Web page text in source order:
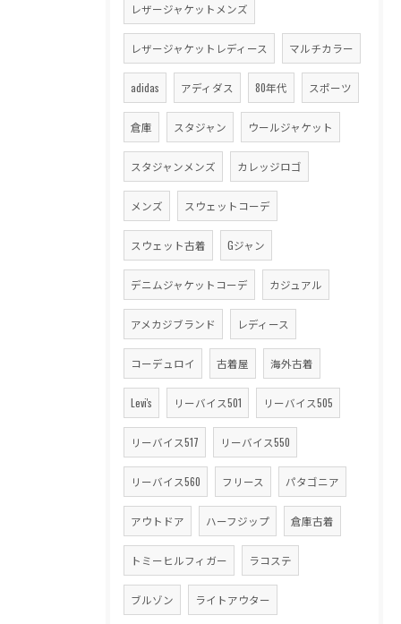
レザージャケットメンズ
レザージャケットレディース マルチカラー
adidas アディダス 80年代 スポーツ
倉庫 スタジャン ウールジャケット
スタジャンメンズ カレッジロゴ
メンズ スウェットコーデ
スウェット古着 Gジャン
デニムジャケットコーデ カジュアル
アメカジブランド レディース
コーデュロイ 古着屋 海外古着
Levi's リーバイス501 リーバイス505
リーバイス517 リーバイス550
リーバイス560 フリース パタゴニア
アウトドア ハーフジップ 倉庫古着
トミーヒルフィガー ラコステ
ブルゾン ライトアウター